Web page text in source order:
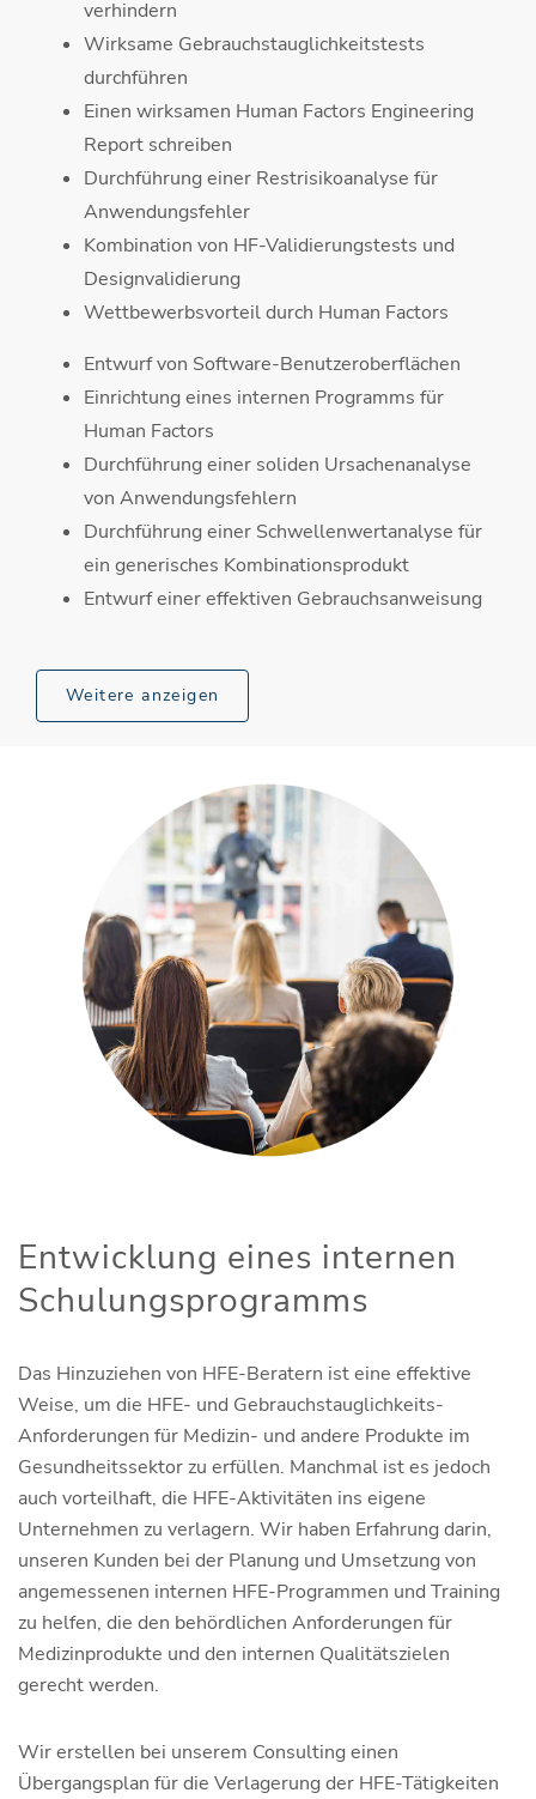
verhindern
Wirksame Gebrauchstauglichkeitstests
durchführen
Einen wirksamen Human Factors Engineering
Report schreiben
Durchführung einer Restrisikoanalyse für
Anwendungsfehler
Kombination von HF-Validierungstests und
Designvalidierung
Wettbewerbsvorteil durch Human Factors
Entwurf von Software-Benutzeroberflächen
Einrichtung eines internen Programms für
Human Factors
Durchführung einer soliden Ursachenanalyse
von Anwendungsfehlern
Durchführung einer Schwellenwertanalyse für
ein generisches Kombinationsprodukt
Entwurf einer effektiven Gebrauchsanweisung
Weitere anzeigen
Entwicklung eines internen
Schulungsprogramms
Das Hinzuziehen von HFE-Beratern ist eine effektive
Weise, um die HFE- und Gebrauchstauglichkeits-
Anforderungen für Medizin- und andere Produkte im
Gesundheitssektor zu erfüllen. Manchmal ist es jedoch
auch vorteilhaft, die HFE-Aktivitäten ins eigene
Unternehmen zu verlagern. Wir haben Erfahrung darin,
unseren Kunden bei der Planung und Umsetzung von
angemessenen internen HFE-Programmen und Training
zu helfen, die den behördlichen Anforderungen für
Medizinprodukte und den internen Qualitätszielen
gerecht werden.
Wir erstellen bei unserem Consulting einen
Übergangsplan für die Verlagerung der HFE-Tätigkeiten